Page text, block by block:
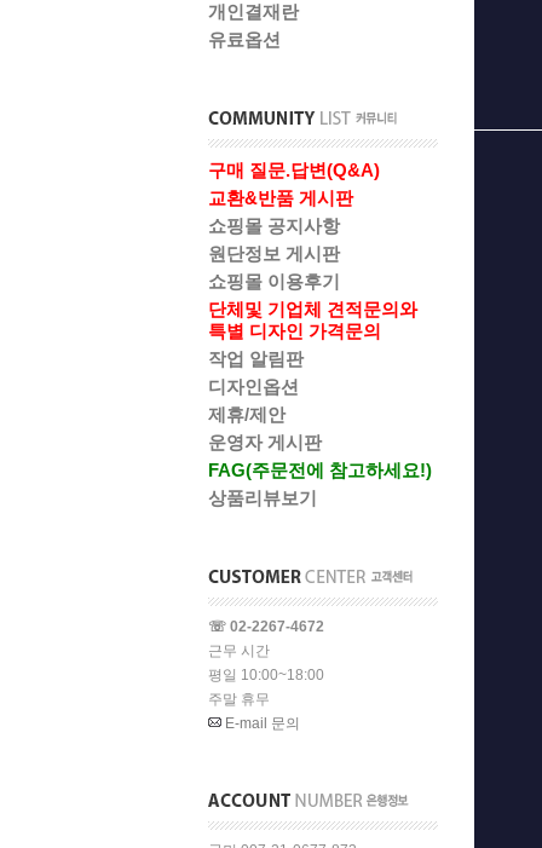
개인결재란
유료옵션
구매 질문.답변(Q&A)
교환&반품 게시판
쇼핑몰 공지사항
원단정보 게시판
쇼핑몰 이용후기
단체및 기업체 견적문의와
특별 디자인 가격문의
작업 알림판
디자인옵션
제휴/제안
운영자 게시판
FAG(주문전에 참고하세요!)
상품리뷰보기
☏ 02-2267-4672
근무 시간
평일 10:00~18:00
주말 휴무
E-mail 문의